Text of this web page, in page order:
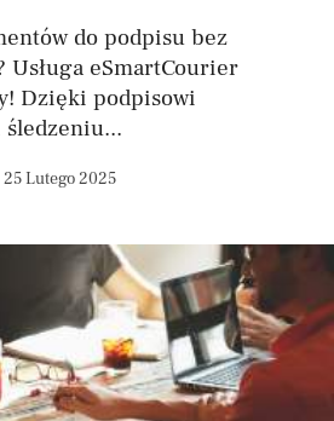
do podpisu bez
eSmartCourier
Dzięki podpisowi
25 Lutego 2025